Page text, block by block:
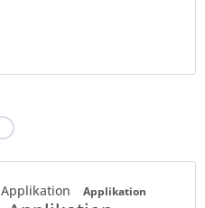
Applikation Applikation